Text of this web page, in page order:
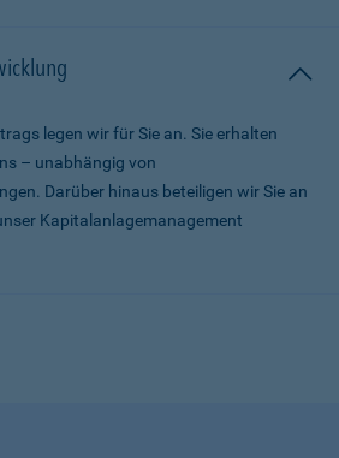
legen wir für Sie an. Sie erhalten
– unabhängig von
Darüber hinaus beteiligen wir Sie an
Kapitalanlagemanagement